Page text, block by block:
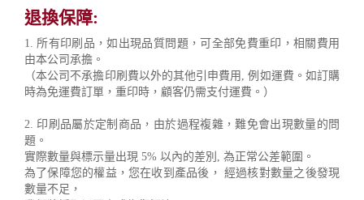
退換保障:
1. 所有印刷品，如出現品質問題，可全部免費重印，相關費用
由本公司承擔。
（本公司不承擔印刷費以外的其他引申費用, 例如運費。如訂購
時為免運費訂單，重印時，顧客仍需支付運費。）
2. 印刷品屬於定制商品，由於過程複雜，難免會出現數量的問
題。
實際數量與標示量出現 5% 以內的差別, 為正常公差範圍。
為了保障您的權益，您在收到產品後， 經過核對數量之後發現
數量不足，